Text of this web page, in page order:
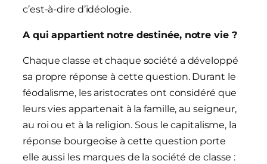
c’est-à-dire d’idéologie.
A qui appartient notre destinée, notre vie ?
Chaque classe et chaque société a développé
sa propre réponse à cette question. Durant le
féodalisme, les aristocrates ont considéré que
leurs vies appartenait à la famille, au seigneur,
au roi ou et à la religion. Sous le capitalisme, la
réponse bourgeoise à cette question porte
elle aussi les marques de la société de classe :